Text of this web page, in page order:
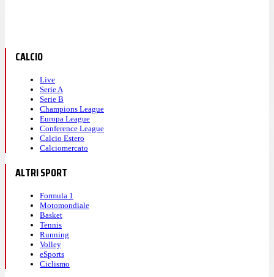
CALCIO
Live
Serie A
Serie B
Champions League
Europa League
Conference League
Calcio Estero
Calciomercato
ALTRI SPORT
Formula 1
Motomondiale
Basket
Tennis
Running
Volley
eSports
Ciclismo